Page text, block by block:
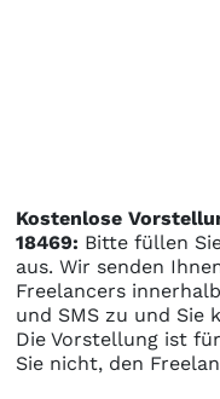
Kostenlose
18469: Bitte füllen
aus. Wir senden
Freelancers
und SMS zu und
Die Vorstellung ist
Sie nicht, den